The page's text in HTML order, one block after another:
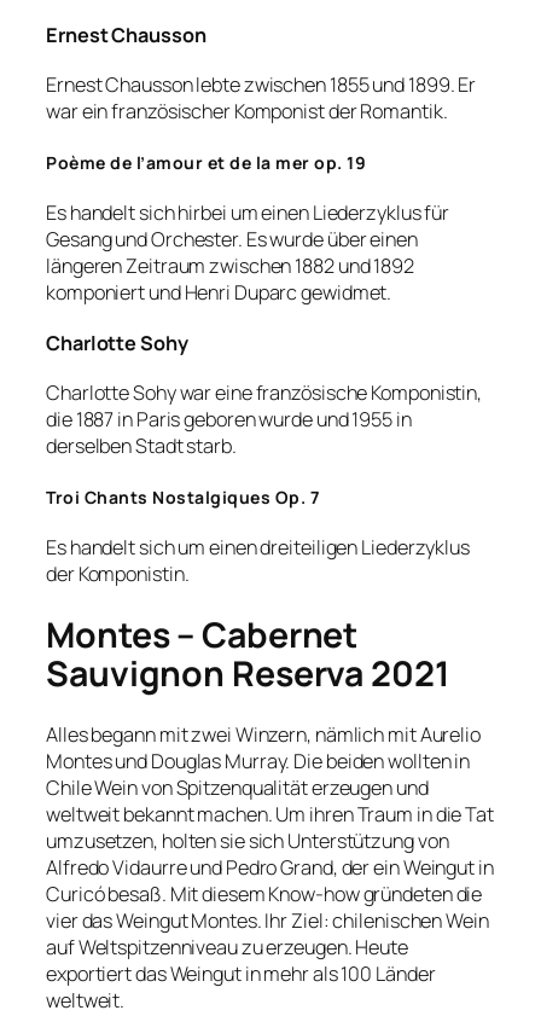
Ernest Chausson
Ernest Chausson lebte zwischen 1855 und 1899. Er
war ein französischer Komponist der Romantik.
Poème de l’amour et de la mer op. 19
Es handelt sich hirbei um einen Liederzyklus für
Gesang und Orchester. Es wurde über einen
längeren Zeitraum zwischen 1882 und 1892
komponiert und Henri Duparc gewidmet.
Charlotte Sohy
Charlotte Sohy war eine französische Komponistin,
die 1887 in Paris geboren wurde und 1955 in
derselben Stadt starb.
Troi Chants Nostalgiques Op. 7
Es handelt sich um einen dreiteiligen Liederzyklus
der Komponistin.
Montes – Cabernet
Sauvignon Reserva 2021
Alles begann mit zwei Winzern, nämlich mit Aurelio
Montes und Douglas Murray. Die beiden wollten in
Chile Wein von Spitzenqualität erzeugen und
weltweit bekannt machen. Um ihren Traum in die Tat
umzusetzen, holten sie sich Unterstützung von
Alfredo Vidaurre und Pedro Grand, der ein Weingut in
Curicó besaß. Mit diesem Know-how gründeten die
vier das Weingut Montes. Ihr Ziel: chilenischen Wein
auf Weltspitzenniveau zu erzeugen. Heute
exportiert das Weingut in mehr als 100 Länder
weltweit.